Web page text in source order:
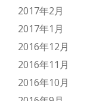
2017年2月
2017年1月
2016年12月
2016年11月
2016年10月